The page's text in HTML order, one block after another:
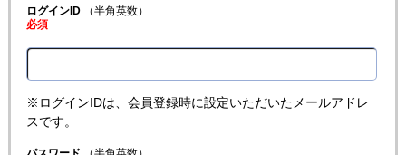
ログインID（半角英数）
必須
※ログインIDは、会員登録時に設定いただいたメールアドレ
スです。